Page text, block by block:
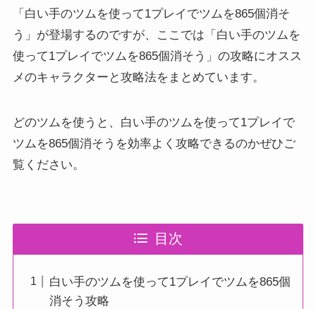
「白い手のツムを使って1プレイでツムを865個消そ
う」が登場するのですが、ここでは「白い手のツムを
使って1プレイでツムを865個消そう」の攻略にオスス
メのキャラクターと攻略法をまとめています。
どのツムを使うと、白い手のツムを使って1プレイで
ツムを865個消そうを効率よく攻略できるのかぜひご
覧ください。
目次
白い手のツムを使って1プレイでツムを865個
消そう攻略